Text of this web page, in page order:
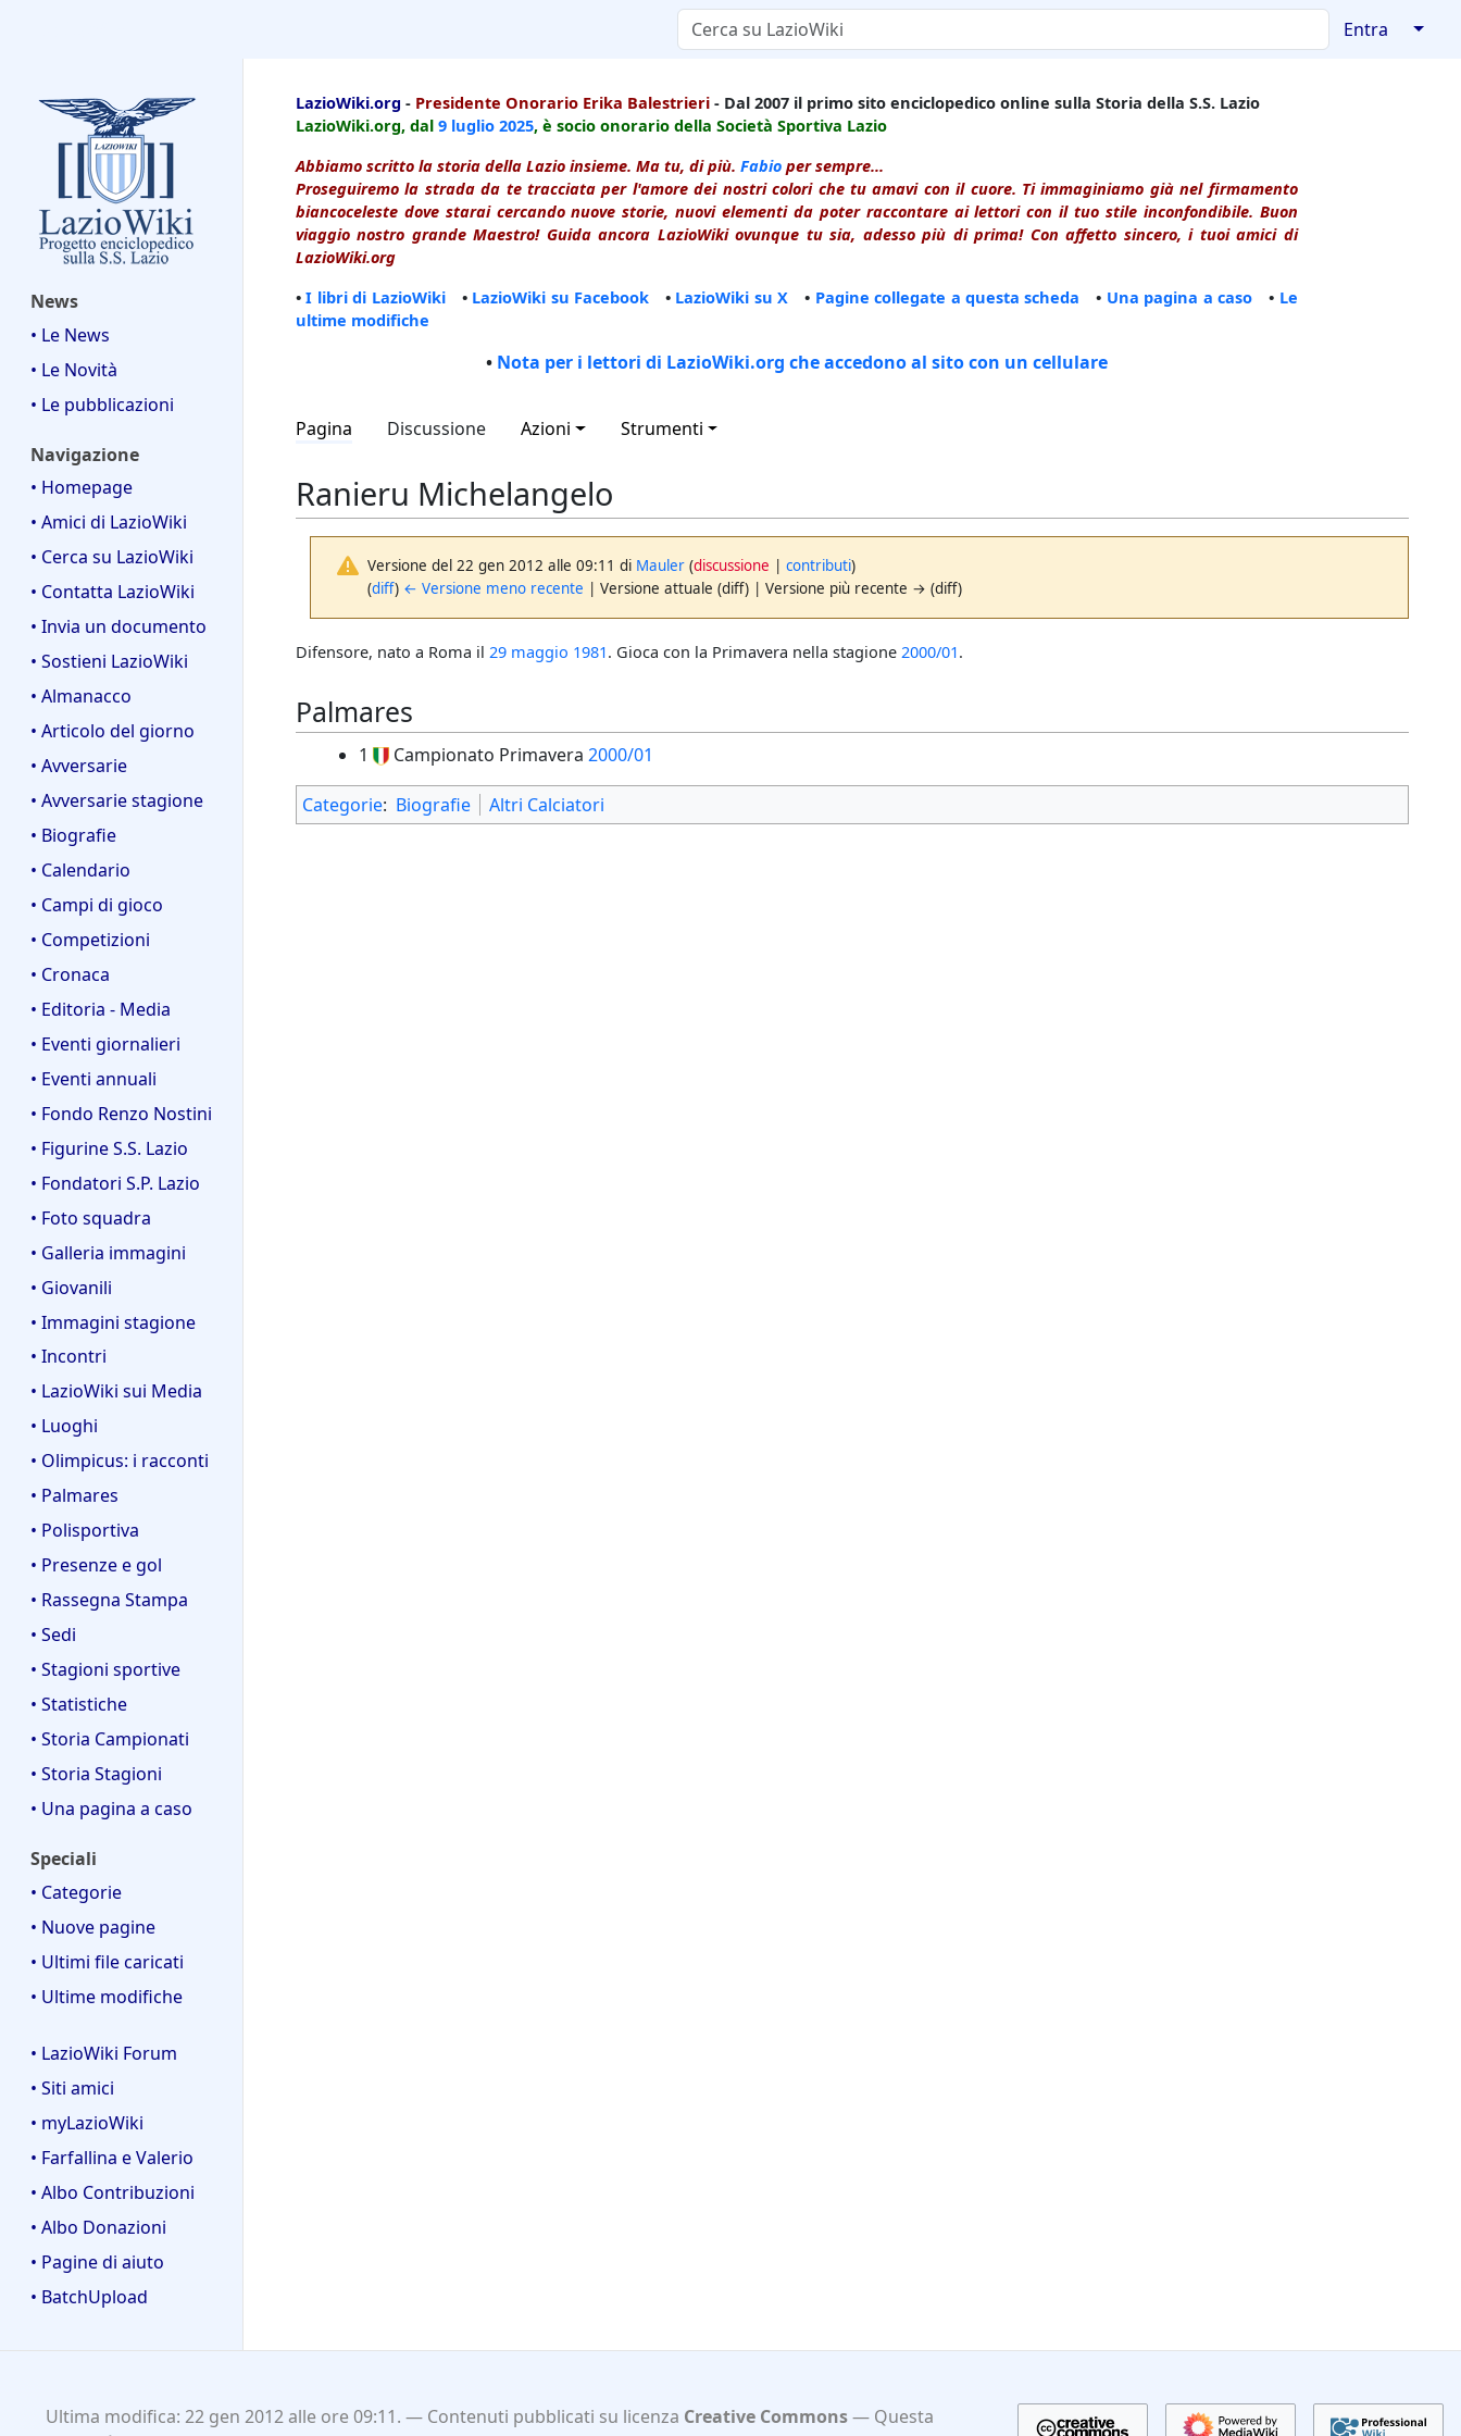
Entra ↓
News
• Le News
• Le Novità
• Le pubblicazioni
Navigazione
• Homepage
• Amici di LazioWiki
• Cerca su LazioWiki
• Contatta LazioWiki
• Invia un documento
• Sostieni LazioWiki
• Almanacco
• Articolo del giorno
• Avversarie
• Avversarie stagione
• Biografie
• Calendario
• Campi di gioco
• Competizioni
• Cronaca
• Editoria - Media
• Eventi giornalieri
• Eventi annuali
• Fondo Renzo Nostini
• Figurine S.S. Lazio
• Fondatori S.P. Lazio
• Foto squadra
• Galleria immagini
• Giovanili
• Immagini stagione
• Incontri
• LazioWiki sui Media
• Luoghi
• Olimpicus: i racconti
• Palmares
• Polisportiva
• Presenze e gol
• Rassegna Stampa
• Sedi
• Stagioni sportive
• Statistiche
• Storia Campionati
• Storia Stagioni
• Una pagina a caso
Speciali
• Categorie
• Nuove pagine
• Ultimi file caricati
• Ultime modifiche
• LazioWiki Forum
• Siti amici
• myLazioWiki
• Farfallina e Valerio
• Albo Contribuzioni
• Albo Donazioni
• Pagine di aiuto
• BatchUpload
LazioWiki.org - Presidente Onorario Erika Balestrieri - Dal 2007 il primo sito enciclopedico online sulla Storia della S.S. Lazio
LazioWiki.org, dal 9 luglio 2025, è socio onorario della Società Sportiva Lazio
Abbiamo scritto la storia della Lazio insieme. Ma tu, di più. Fabio per sempre...
Proseguiremo la strada da te tracciata per l'amore dei nostri colori che tu amavi con il cuore. Ti immaginiamo già nel firmamento
biancoceleste dove starai cercando nuove storie, nuovi elementi da poter raccontare ai lettori con il tuo stile inconfondibile. Buon
viaggio nostro grande Maestro! Guida ancora LazioWiki ovunque tu sia, adesso più di prima! Con affetto sincero, i tuoi amici di
LazioWiki.org
•I libri di LazioWiki• LazioWiki su Facebook • LazioWiki su X • Pagine collegate a questa scheda • Una pagina a caso • Le
ultime modifiche
• Nota per i lettori di LazioWiki.org che accedono al sito con un cellulare
Pagina Discussione Azioni Strumenti
Ranieru Michelangelo
Versione del 22 gen 2012 alle 09:11 di Mauler (discussione |contributi)
(diff) ← Versione meno recente | Versione attuale (diff) | Versione più recente → (diff)
Difensore, nato a Roma il 29 maggio 1981. Gioca con la Primavera nella stagione 2000/01.
Palmares
1 Campionato Primavera 2000/01
Categorie: Biografie Altri Calciatori
Ultima modifica: 22 gen 2012 alle ore 09:11. Contenuti pubblicati su licenza Creative Commons
Questa